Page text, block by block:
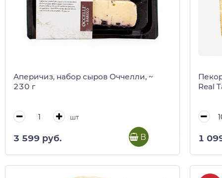
Аперичиз, набор сыров Оччелли, ~
230 г
шт
3 599 руб. В корзину
Real
1